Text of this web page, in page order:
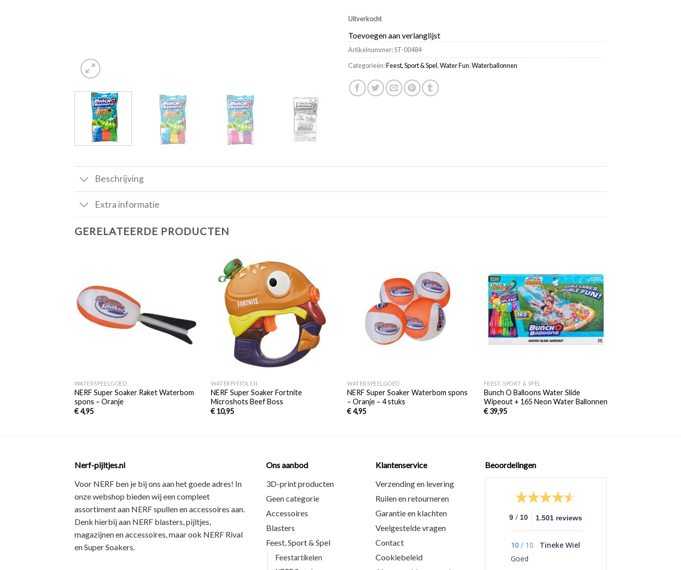
Uitverkocht
Toevoegen aan verlanglijst
Artikelnummer:ST-00484
Categorieën:Feest, Sport & Spel,Water Fun,Waterballonnen
Beschrijving
Extra informatie
GERELATEERDE PRODUCTEN
WATERSPEELGOED
NERF Super Soaker Raket Waterbom
spons – Oranje
€4,95
Toevoegen
aan
verlanglijst
WATERPISTOLEN
NERF Super Soaker Fortnite
Microshots Beef Boss
€10,95
Toevoegen
aan
verlanglijst
WATERSPEELGOED
NERF Super Soaker Waterbom spons
– Oranje – 4 stuks
€4,95
Toevoegen
aan
verlanglijst
FEEST, SPORT & SPEL
Bunch O Balloons Water Slide
Wipeout + 165 Neon Water Ballonnen
€39,95
Nerf-pijltjes.nl
Voor NERF ben je bij ons aan het goede adres! In
onze webshop bieden wij eencompleet
assortimentaan NERF spullen en accessoires aan.
Denk hierbij aan NERF blasters, pijltjes,
magazijnen en accessoires, maar ook NERF Rival
en Super Soakers.
Ons aanbod
3D-print producten
Geen categorie
Accessoires
Blasters
Feest, Sport & Spel
Feestartikelen
Klantenservice
Verzending en levering
Ruilen en retourneren
Garantie en klachten
Veelgestelde vragen
Contact
Cookiebeleid
Beoordelingen
9 / 10 1.501 reviews
10 / 10
Tineke Wiel
Goed